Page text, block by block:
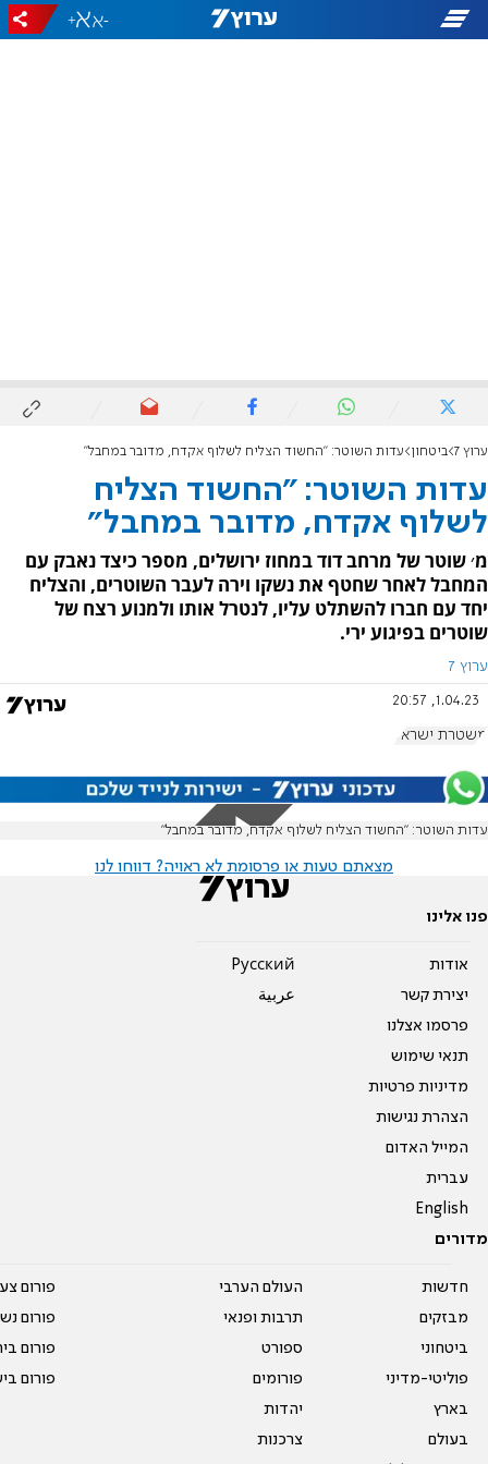
-
+
ערוץ 7 ביטחון עדות השוטר: "החשוד הצליח לשלוף אקדח, מדובר במחבל"
עדות השוטר: "החשוד הצליח
לשלוף אקדח, מדובר במחבל"
מ׳ שוטר של מרחב דוד במחוז ירושלים, מספר כיצד נאבק עם
המחבל לאחר שחטף את נשקו וירה לעבר השוטרים, והצליח
יחד עם חברו להשתלט עליו, לנטרל אותו ולמנוע רצח של
שוטרים בפיגוע ירי.
ערוץ 7
1.04.23, 20:57
משטרת ישראל
עדות השוטר: "החשוד הצליח לשלוף אקדח, מדובר במחבל"
מצאתם טעות או פרסומת לא ראויה? דווחו לנו
פנו אלינו
אודות
יצירת קשר
פרסמו אצלנו
תנאי שימוש
מדיניות פרטיות
הצהרת נגישות
המייל האדום
עברית
English
Pусский
عربية
מדורים
חדשות
מבזקים
ביטחוני
פוליטי-מדיני
בארץ
בעולם
העולם הערבי
תרבות ופנאי
ספורט
פורומים
יהדות
צרכנות
פורום
פורום
פורום
פורום